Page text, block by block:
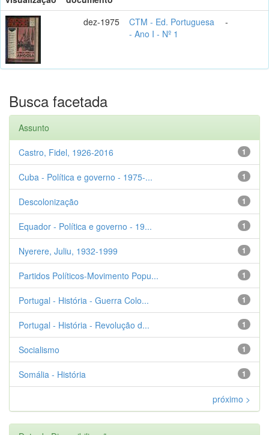
dez-1975
CTM - Ed. Portuguesa
- Ano I - Nº 1
-
Busca facetada
Assunto
1
Castro, Fidel, 1926-2016
1
Cuba - Política e governo - 1975-...
1
Descolonização
1
Equador - Política e governo - 19...
1
Nyerere, Juliu, 1932-1999
1
Partidos Políticos-Movimento Popu...
1
Portugal - História - Guerra Colo...
1
Portugal - História - Revolução d...
1
Socialismo
1
Somália - História
próximo >